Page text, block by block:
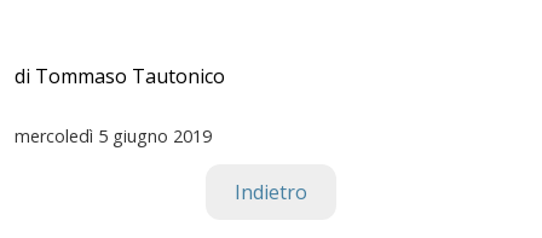
di Tommaso Tautonico
mercoledì 5 giugno 2019
Indietro